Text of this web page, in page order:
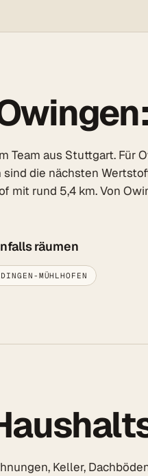
Team aus Stuttgart. Für
die nächsten
rund 5,4 km. Von
räumen
MÜHLHOFEN
Keller,